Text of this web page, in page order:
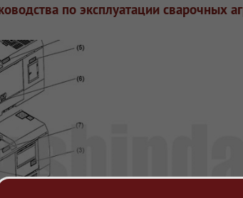
оборудования из Японии
по эксплуатации сварочных